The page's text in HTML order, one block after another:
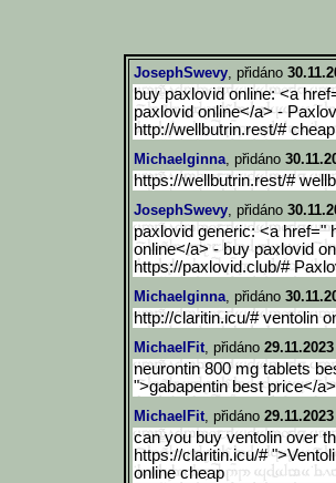
JosephSwevy, přidáno
buy paxlovid online: <a
paxlovid online</a> -
http://wellbutrin.rest/#
Michaelginna, přidáno
https://wellbutrin.rest/#
JosephSwevy, přidáno
paxlovid generic: <a href="
online</a> - buy paxlovid
https://paxlovid.club/#
Michaelginna, přidáno
http://claritin.icu/# ventolin
MichaelFit, přidáno
neurontin 800 mg tablets
">gabapentin best price</
MichaelFit, přidáno
can you buy ventolin over
https://claritin.icu/#
online cheap